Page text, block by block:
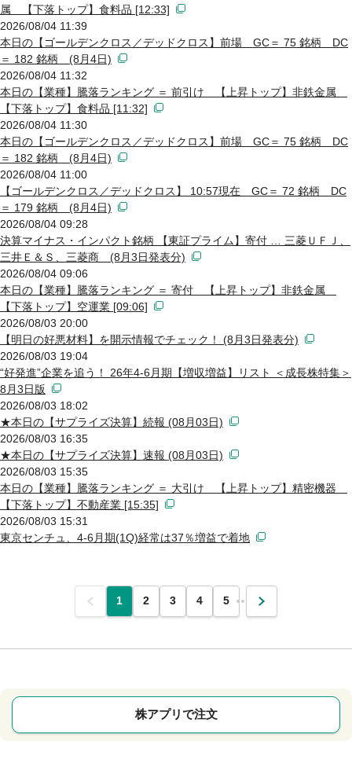
属 【下落トップ】食料品 [12:33]
2026/08/04 11:39
本日の【ゴールデンクロス／デッドクロス】前場 GC＝ 75 銘柄 DC
＝ 182 銘柄 (8月4日)
2026/08/04 11:32
本日の【業種】騰落ランキング ＝ 前引け 【上昇トップ】非鉄金属
【下落トップ】食料品 [11:32]
2026/08/04 11:30
本日の【ゴールデンクロス／デッドクロス】前場 GC＝ 75 銘柄 DC
＝ 182 銘柄 (8月4日)
2026/08/04 11:00
【ゴールデンクロス／デッドクロス】 10:57現在 GC＝ 72 銘柄 DC
＝ 179 銘柄 (8月4日)
2026/08/04 09:28
決算マイナス・インパクト銘柄 【東証プライム】寄付 … 三菱ＵＦＪ、
三井Ｅ＆Ｓ、三菱商 (8月3日発表分)
2026/08/04 09:06
本日の【業種】騰落ランキング ＝ 寄付 【上昇トップ】非鉄金属
【下落トップ】空運業 [09:06]
2026/08/03 20:00
【明日の好悪材料】を開示情報でチェック！ (8月3日発表分)
2026/08/03 19:04
“好発進”企業を追う！ 26年4-6月期【増収増益】リスト ＜成長株特集＞
8月3日版
2026/08/03 18:02
★本日の【サプライズ決算】続報 (08月03日)
2026/08/03 16:35
★本日の【サプライズ決算】速報 (08月03日)
2026/08/03 15:35
本日の【業種】騰落ランキング ＝ 大引け 【上昇トップ】精密機器
【下落トップ】不動産業 [15:35]
2026/08/03 15:31
東京センチュ、4-6月期(1Q)経常は37％増益で着地
前 1 2 3 4 5 … 次
株アプリで注文